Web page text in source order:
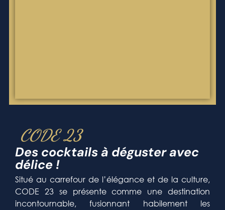
CODE 23
Des cocktails à déguster avec
délice !
Situé au carrefour de l’élégance et de la culture,
CODE 23 se présente comme une destination
incontournable, fusionnant habilement les